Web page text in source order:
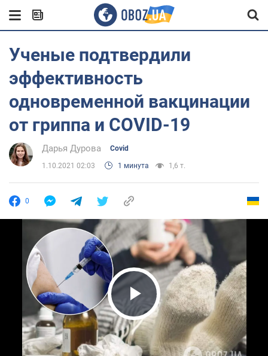
Ученые подтвердили
эффективность
одновременной вакцинации
от гриппа и COVID-19
Дарья Дурова Covid
1.10.2021 02:03 1 минута 1,6 т.
0
Play Video